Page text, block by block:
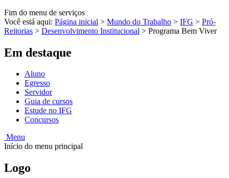
Fim do menu de serviços
Você está aqui: Página inicial > Mundo do Trabalho > IFG > Pró-
Reitorias > Desenvolvimento Institucional > Programa Bem Viver
Em destaque
Aluno
Egresso
Servidor
Guia de cursos
Estude no IFG
Concursos
Menu
Início do menu principal
Logo